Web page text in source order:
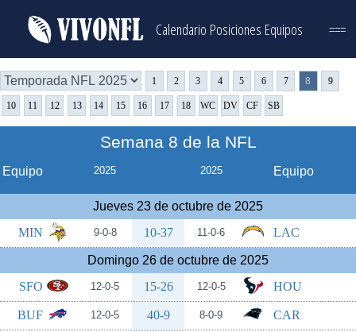
Calendario Posiciones Equipos ===
1 2 3 4 5 6 7 8 9
10 11 12 13 14 15 16 17 18 WC DV CF SB
Semana 8 de la NFL
Equipo 2025 2025 Equipo
Jueves 23 de octubre de 2025
MIN
9-0-8 10-37 11-0-6 LAC
Domingo 26 de octubre de 2025
SFO
12-0-5 15-26 12-0-5 HOU
BUF 12-0-5 40-9 8-0-9 CAR